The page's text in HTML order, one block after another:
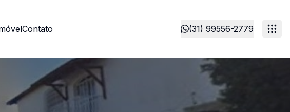
Contato (31) 99556-2779